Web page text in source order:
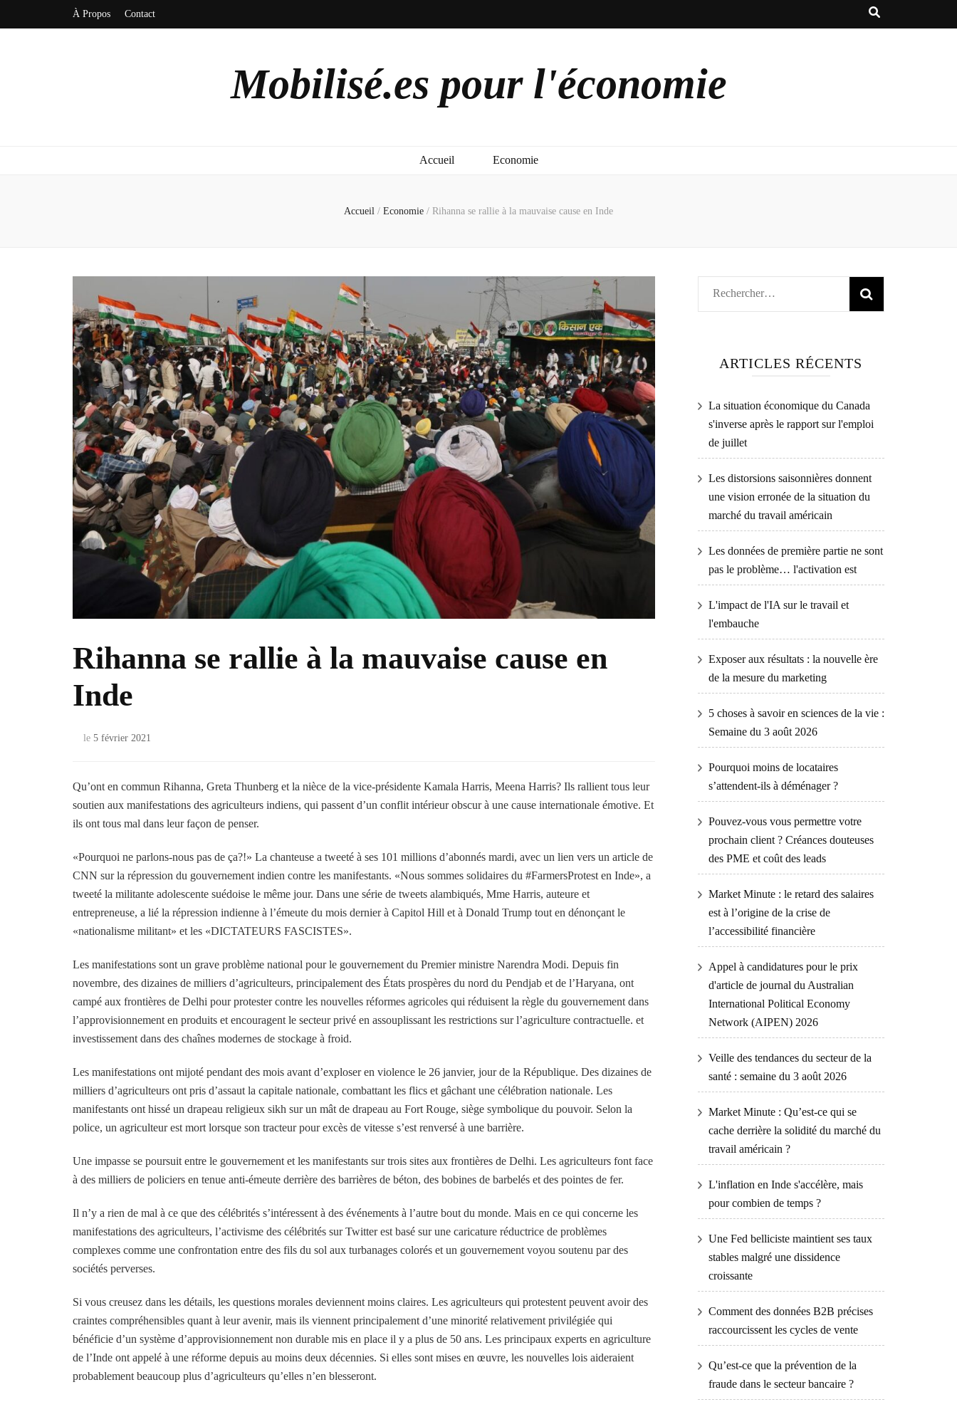
À Propos Contact
Mobilisé.es pour l'économie
Accueil Economie
Accueil / Economie / Rihanna se rallie à la mauvaise cause en Inde
Rihanna se rallie à la mauvaise cause en
Inde
le 5 février 2021
Qu’ont en commun Rihanna, Greta Thunberg et la nièce de la vice-présidente Kamala Harris, Meena Harris? Ils rallient tous leur
soutien aux manifestations des agriculteurs indiens, qui passent d’un conflit intérieur obscur à une cause internationale émotive. Et
ils ont tous mal dans leur façon de penser.
«Pourquoi ne parlons-nous pas de ça?!» La chanteuse a tweeté à ses 101 millions d’abonnés mardi, avec un lien vers un article de
CNN sur la répression du gouvernement indien contre les manifestants. «Nous sommes solidaires du #FarmersProtest en Inde», a
tweeté la militante adolescente suédoise le même jour. Dans une série de tweets alambiqués, Mme Harris, auteure et
entrepreneuse, a lié la répression indienne à l’émeute du mois dernier à Capitol Hill et à Donald Trump tout en dénonçant le
«nationalisme militant» et les «DICTATEURS FASCISTES».
Les manifestations sont un grave problème national pour le gouvernement du Premier ministre Narendra Modi. Depuis fin
novembre, des dizaines de milliers d’agriculteurs, principalement des États prospères du nord du Pendjab et de l’Haryana, ont
campé aux frontières de Delhi pour protester contre les nouvelles réformes agricoles qui réduisent la règle du gouvernement dans
l’approvisionnement en produits et encouragent le secteur privé en assouplissant les restrictions sur l’agriculture contractuelle. et
investissement dans des chaînes modernes de stockage à froid.
Les manifestations ont mijoté pendant des mois avant d’exploser en violence le 26 janvier, jour de la République. Des dizaines de
milliers d’agriculteurs ont pris d’assaut la capitale nationale, combattant les flics et gâchant une célébration nationale. Les
manifestants ont hissé un drapeau religieux sikh sur un mât de drapeau au Fort Rouge, siège symbolique du pouvoir. Selon la
police, un agriculteur est mort lorsque son tracteur pour excès de vitesse s’est renversé à une barrière.
Une impasse se poursuit entre le gouvernement et les manifestants sur trois sites aux frontières de Delhi. Les agriculteurs font face
à des milliers de policiers en tenue anti-émeute derrière des barrières de béton, des bobines de barbelés et des pointes de fer.
Il n’y a rien de mal à ce que des célébrités s’intéressent à des événements à l’autre bout du monde. Mais en ce qui concerne les
manifestations des agriculteurs, l’activisme des célébrités sur Twitter est basé sur une caricature réductrice de problèmes
complexes comme une confrontation entre des fils du sol aux turbanages colorés et un gouvernement voyou soutenu par des
sociétés perverses.
Si vous creusez dans les détails, les questions morales deviennent moins claires. Les agriculteurs qui protestent peuvent avoir des
craintes compréhensibles quant à leur avenir, mais ils viennent principalement d’une minorité relativement privilégiée qui
bénéficie d’un système d’approvisionnement non durable mis en place il y a plus de 50 ans. Les principaux experts en agriculture
de l’Inde ont appelé à une réforme depuis au moins deux décennies. Si elles sont mises en œuvre, les nouvelles lois aideraient
probablement beaucoup plus d’agriculteurs qu’elles n’en blesseront.
Rechercher :
ARTICLES RÉCENTS
La situation économique du Canada
s'inverse après le rapport sur l'emploi
de juillet
Les distorsions saisonnières donnent
une vision erronée de la situation du
marché du travail américain
Les données de première partie ne sont
pas le problème… l'activation est
L'impact de l'IA sur le travail et
l'embauche
Exposer aux résultats : la nouvelle ère
de la mesure du marketing
5 choses à savoir en sciences de la vie :
Semaine du 3 août 2026
Pourquoi moins de locataires
s’attendent-ils à déménager ?
Pouvez-vous vous permettre votre
prochain client ? Créances douteuses
des PME et coût des leads
Market Minute : le retard des salaires
est à l’origine de la crise de
l’accessibilité financière
Appel à candidatures pour le prix
d'article de journal du Australian
International Political Economy
Network (AIPEN) 2026
Veille des tendances du secteur de la
santé : semaine du 3 août 2026
Market Minute : Qu’est-ce qui se
cache derrière la solidité du marché du
travail américain ?
L'inflation en Inde s'accélère, mais
pour combien de temps ?
Une Fed belliciste maintient ses taux
stables malgré une dissidence
croissante
Comment des données B2B précises
raccourcissent les cycles de vente
Qu’est-ce que la prévention de la
fraude dans le secteur bancaire ?